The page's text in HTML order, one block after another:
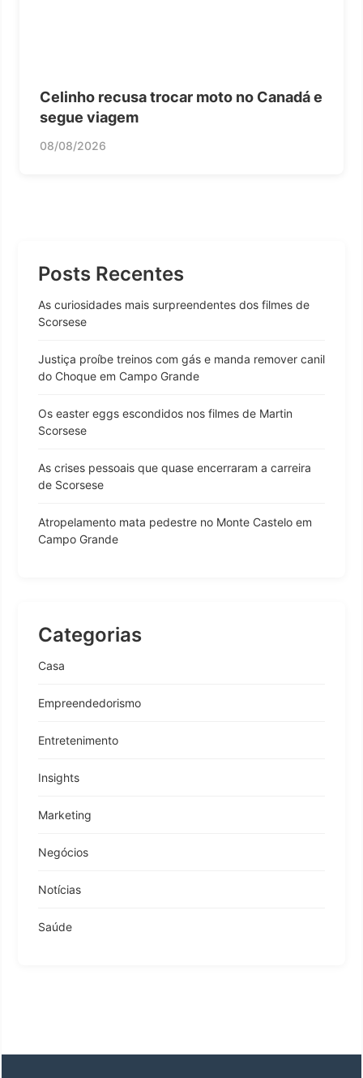
Celinho recusa trocar moto no Canadá e
segue viagem
08/08/2026
Posts Recentes
As curiosidades mais surpreendentes dos filmes de
Scorsese
Justiça proíbe treinos com gás e manda remover canil
do Choque em Campo Grande
Os easter eggs escondidos nos filmes de Martin
Scorsese
As crises pessoais que quase encerraram a carreira
de Scorsese
Atropelamento mata pedestre no Monte Castelo em
Campo Grande
Categorias
Casa
Empreendedorismo
Entretenimento
Insights
Marketing
Negócios
Notícias
Saúde